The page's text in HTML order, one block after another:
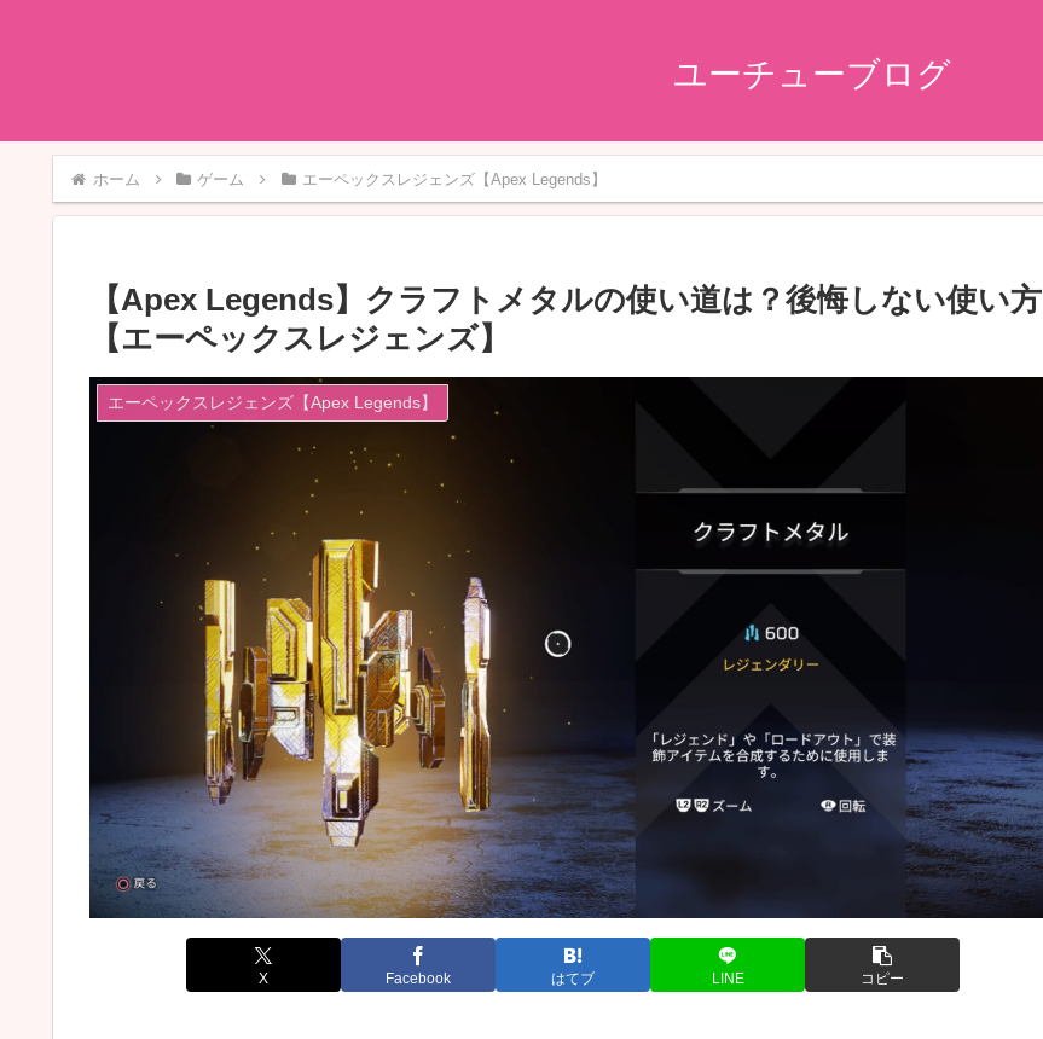
ユーチューブログ
ホーム ゲーム エーペックスレジェンズ【Apex Legends】
【Apex Legends】クラフトメタルの使い道は？後悔しない使い方
【エーペックスレジェンズ】
エーペックスレジェンズ【Apex Legends】
X Facebook はてブ LINE コピー